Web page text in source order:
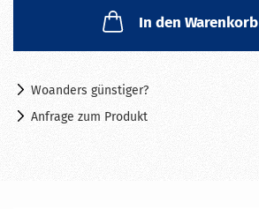
In den Warenkorb
Woanders günstiger?
Anfrage zum Produkt